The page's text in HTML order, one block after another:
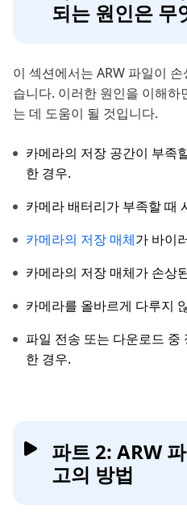
되는 원인은 무
이 섹션에서는 ARW 파일이
습니다. 이러한 원인을 이해
는 데 도움이 될 것입니다.
카메라의 저장 공간이 부족
한 경우.
카메라 배터리가 부족할 때
카메라의 저장 매체가 바이
카메라의 저장 매체가 손상
카메라를 올바르게 다루지
파일 전송 또는 다운로드 중
한 경우.
파트 2: ARW
고의 방법